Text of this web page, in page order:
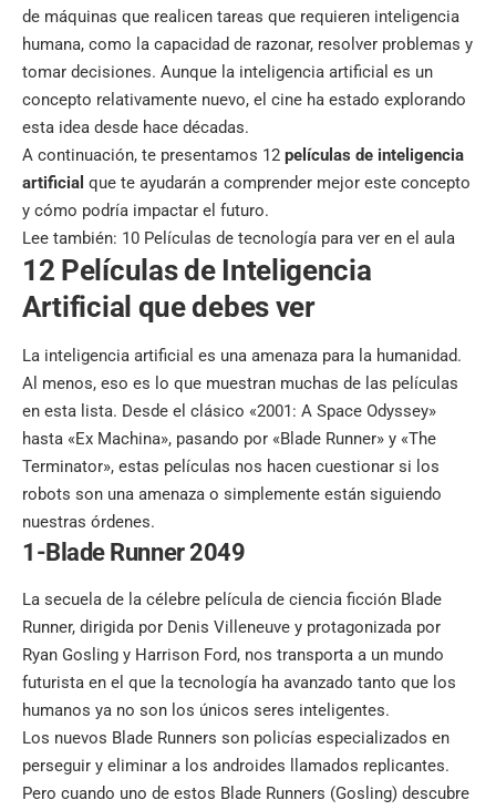
de máquinas que realicen tareas que requieren inteligencia
humana, como la capacidad de razonar, resolver problemas y
tomar decisiones. Aunque la inteligencia artificial es un
concepto relativamente nuevo, el cine ha estado explorando
esta idea desde hace décadas.
A continuación, te presentamos 12 películas de inteligencia
artificial que te ayudarán a comprender mejor este concepto
y cómo podría impactar el futuro.
Lee también: 10 Películas de tecnología para ver en el aula
12 Películas de Inteligencia
Artificial que debes ver
La inteligencia artificial es una amenaza para la humanidad.
Al menos, eso es lo que muestran muchas de las películas
en esta lista. Desde el clásico «2001: A Space Odyssey»
hasta «Ex Machina», pasando por «Blade Runner» y «The
Terminator», estas películas nos hacen cuestionar si los
robots son una amenaza o simplemente están siguiendo
nuestras órdenes.
1-Blade Runner 2049
La secuela de la célebre película de ciencia ficción Blade
Runner, dirigida por Denis Villeneuve y protagonizada por
Ryan Gosling y Harrison Ford, nos transporta a un mundo
futurista en el que la tecnología ha avanzado tanto que los
humanos ya no son los únicos seres inteligentes.
Los nuevos Blade Runners son policías especializados en
perseguir y eliminar a los androides llamados replicantes.
Pero cuando uno de estos Blade Runners (Gosling) descubre